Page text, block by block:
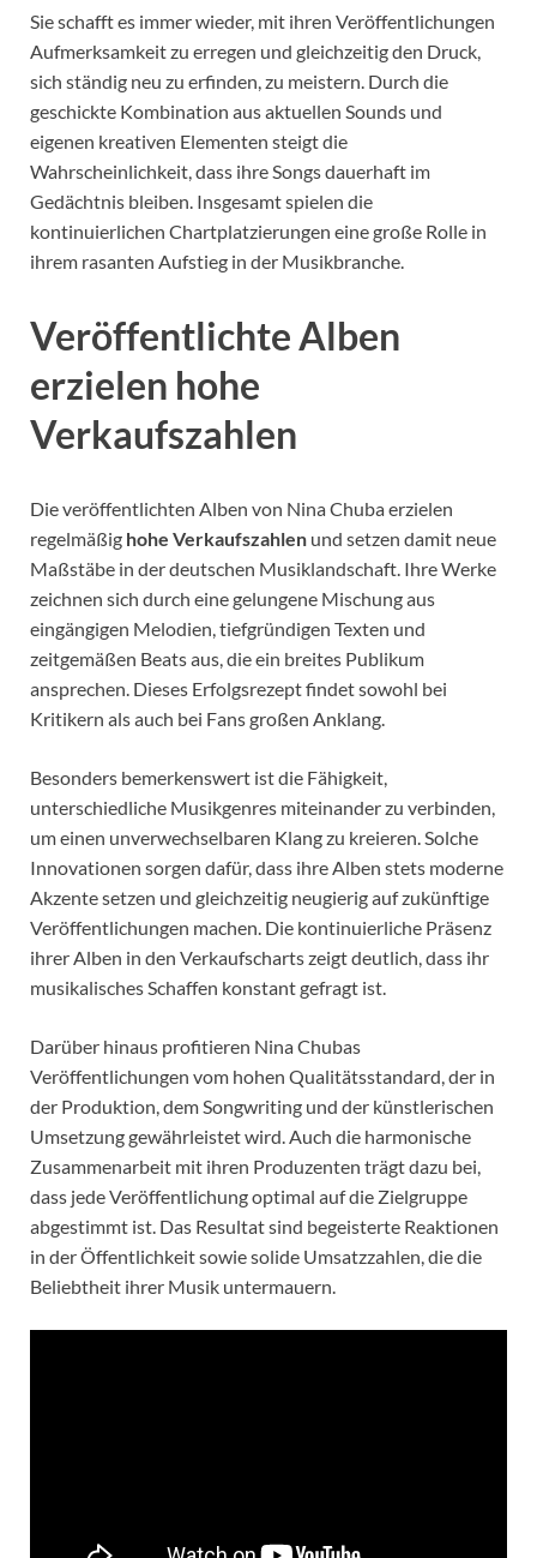
Sie schafft es immer wieder, mit ihren Veröffentlichungen
Aufmerksamkeit zu erregen und gleichzeitig den Druck,
sich ständig neu zu erfinden, zu meistern. Durch die
geschickte Kombination aus aktuellen Sounds und
eigenen kreativen Elementen steigt die
Wahrscheinlichkeit, dass ihre Songs dauerhaft im
Gedächtnis bleiben. Insgesamt spielen die
kontinuierlichen Chartplatzierungen eine große Rolle in
ihrem rasanten Aufstieg in der Musikbranche.
Veröffentlichte Alben
erzielen hohe
Verkaufszahlen
Die veröffentlichten Alben von Nina Chuba erzielen
regelmäßig hohe Verkaufszahlen und setzen damit neue
Maßstäbe in der deutschen Musiklandschaft. Ihre Werke
zeichnen sich durch eine gelungene Mischung aus
eingängigen Melodien, tiefgründigen Texten und
zeitgemäßen Beats aus, die ein breites Publikum
ansprechen. Dieses Erfolgsrezept findet sowohl bei
Kritikern als auch bei Fans großen Anklang.
Besonders bemerkenswert ist die Fähigkeit,
unterschiedliche Musikgenres miteinander zu verbinden,
um einen unverwechselbaren Klang zu kreieren. Solche
Innovationen sorgen dafür, dass ihre Alben stets moderne
Akzente setzen und gleichzeitig neugierig auf zukünftige
Veröffentlichungen machen. Die kontinuierliche Präsenz
ihrer Alben in den Verkaufscharts zeigt deutlich, dass ihr
musikalisches Schaffen konstant gefragt ist.
Darüber hinaus profitieren Nina Chubas
Veröffentlichungen vom hohen Qualitätsstandard, der in
der Produktion, dem Songwriting und der künstlerischen
Umsetzung gewährleistet wird. Auch die harmonische
Zusammenarbeit mit ihren Produzenten trägt dazu bei,
dass jede Veröffentlichung optimal auf die Zielgruppe
abgestimmt ist. Das Resultat sind begeisterte Reaktionen
in der Öffentlichkeit sowie solide Umsatzzahlen, die die
Beliebtheit ihrer Musik untermauern.